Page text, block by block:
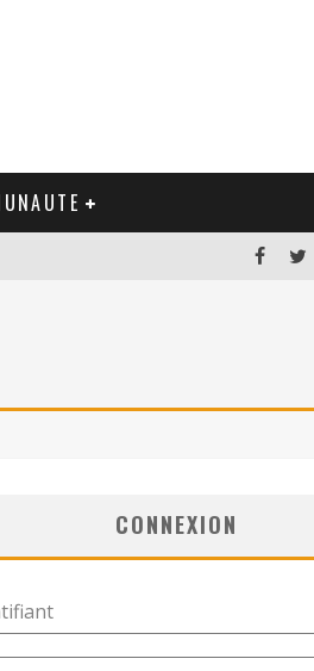
CONNEXION